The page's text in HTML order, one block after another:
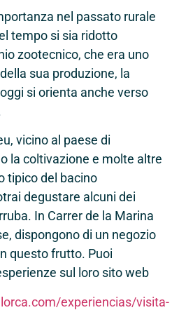
nel passato rurale
tempo si sia ridotto
zootecnico, che era uno
sua produzione, la
si orienta anche verso
vicino al paese di
la coltivazione e molte altre
tipico del bacino
degustare alcuni dei
In Carrer de la Marina
dispongono di un negozio
questo frutto. Puoi
sul loro sito web
experiencias/visita-